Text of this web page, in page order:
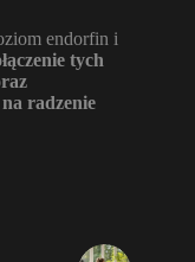
endorfin i
tych
radzenie